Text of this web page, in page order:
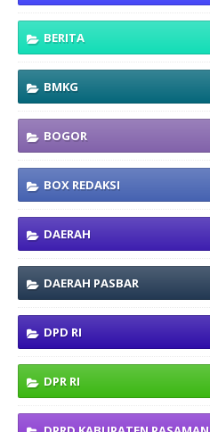
BERITA
BMKG
BOGOR
BOX REDAKSI
DAERAH
DAERAH PASBAR
DPD RI
DPR RI